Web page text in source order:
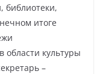
библиотеки,
итоге
области культуры
–